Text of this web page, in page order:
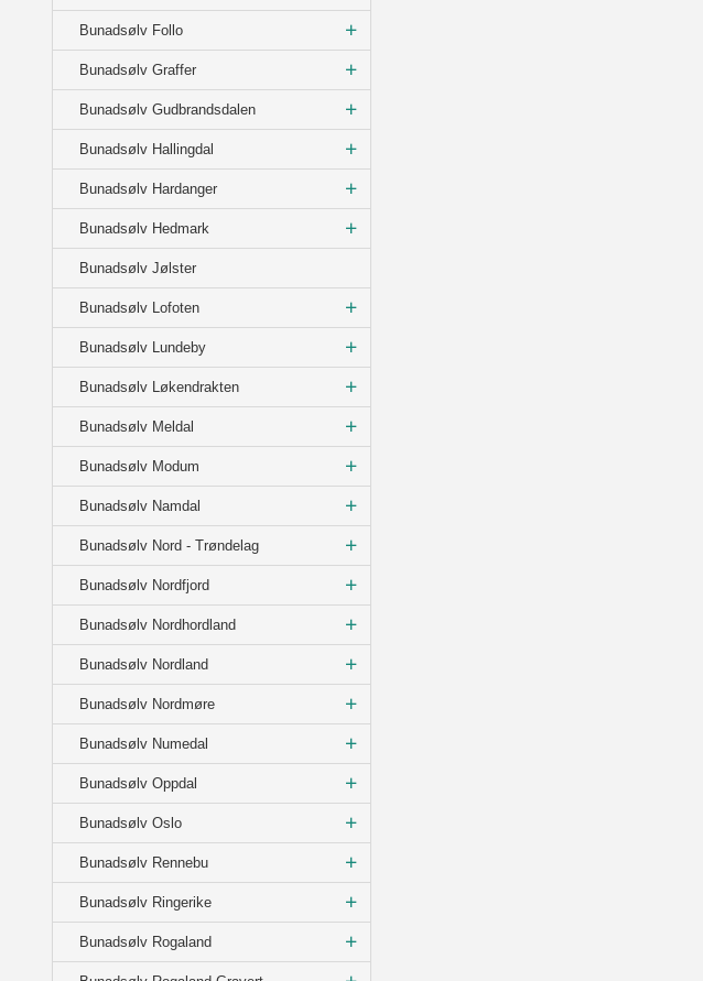
Bunadsølv Follo
Bunadsølv Graffer
Bunadsølv Gudbrandsdalen
Bunadsølv Hallingdal
Bunadsølv Hardanger
Bunadsølv Hedmark
Bunadsølv Jølster
Bunadsølv Lofoten
Bunadsølv Lundeby
Bunadsølv Løkendrakten
Bunadsølv Meldal
Bunadsølv Modum
Bunadsølv Namdal
Bunadsølv Nord - Trøndelag
Bunadsølv Nordfjord
Bunadsølv Nordhordland
Bunadsølv Nordland
Bunadsølv Nordmøre
Bunadsølv Numedal
Bunadsølv Oppdal
Bunadsølv Oslo
Bunadsølv Rennebu
Bunadsølv Ringerike
Bunadsølv Rogaland